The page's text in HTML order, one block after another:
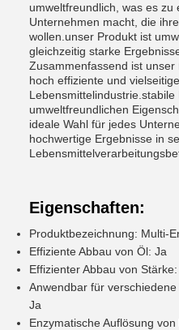
umweltfreundlich, was es zu
Unternehmen macht, die
wollen.unser Produkt ist
gleichzeitig starke
Zusammenfassend ist
hoch effiziente und
Lebensmittelindustrie.stabile
umweltfreundlichen
ideale Wahl für jedes
hochwertige Ergebnisse in
Eigenschaften:
Produktbezeichnung: Multi-
Effiziente Abbau von Öl: Ja
Effizienter Abbau von Stärke:
Anwendbar für
Ja
Enzymatische Auflösung